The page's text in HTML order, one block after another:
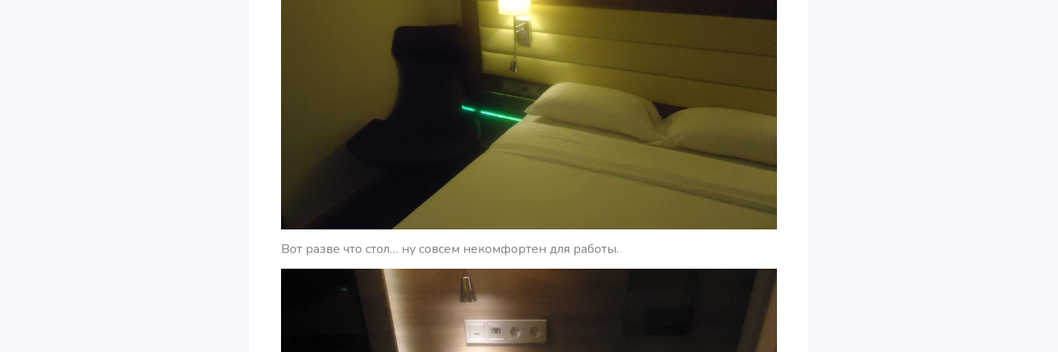
Вот разве что стол… ну совсем некомфортен для работы.